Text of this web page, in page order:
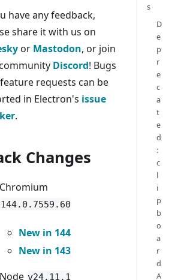
have any feedback,
share it with us on
or Mastodon, or join
Discord! Bugs
requests can be
in Electron's issue
.
Changes
Chromium
144.0.7559.60
New in 144
New in 143
Node v24.11.1
s
D
e
p
r
e
c
a
t
e
d
:
c
l
i
p
b
o
a
r
d
A